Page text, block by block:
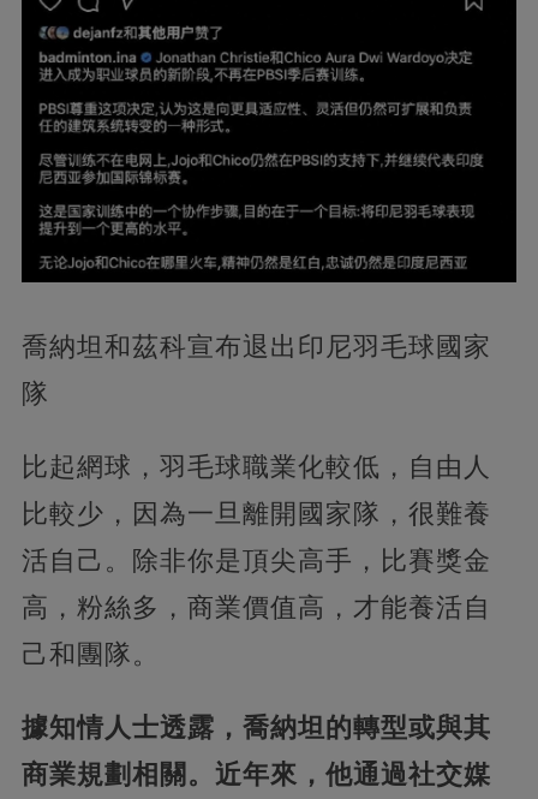
喬納坦和茲科宣布退出印尼羽毛球國家
隊
比起網球，羽毛球職業化較低，自由人
比較少，因為一旦離開國家隊，很難養
活自己。除非你是頂尖高手，比賽獎金
高，粉絲多，商業價值高，才能養活自
己和團隊。
據知情人士透露，喬納坦的轉型或與其
商業規劃相關。近年來，他通過社交媒